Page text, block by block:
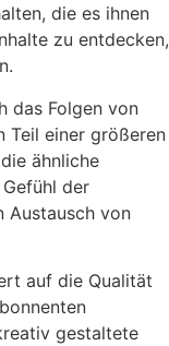
die es ihnen
zu entdecken,
das Folgen von
Teil einer größeren
ähnliche
der
Austausch von
auf die Qualität
gestaltete